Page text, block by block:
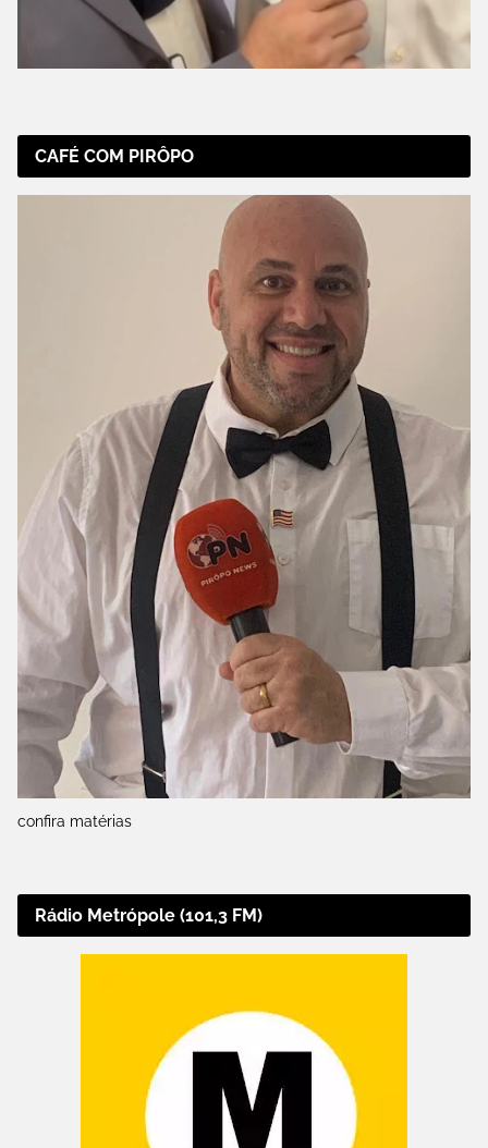
CAFÉ COM PIRÔPO
confira matérias
Rádio Metrópole (101,3 FM)